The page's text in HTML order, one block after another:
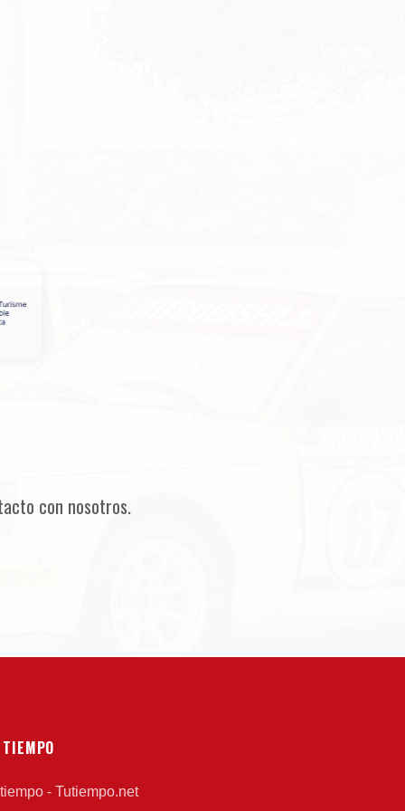
con nosotros.
- Tutiempo.net